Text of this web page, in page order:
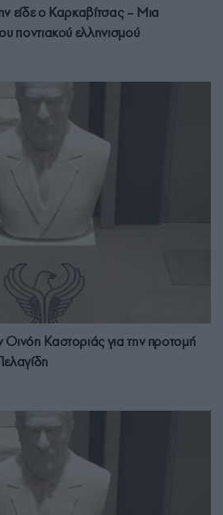
είδε ο Καρκαβίτσας – Μια
ποντιακού ελληνισμού
Καστοριάς για την προτομή